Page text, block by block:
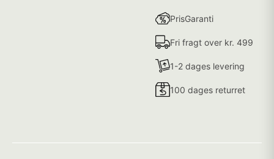
PrisGaranti
Fri fragt over kr. 499
1-2 dages levering
100 dages returret